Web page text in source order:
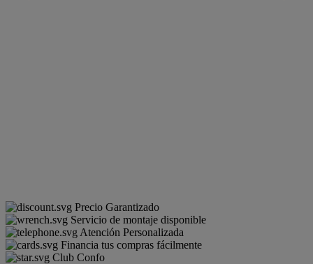
Precio Garantizado
Servicio de montaje disponible
Atención Personalizada
Financia tus compras fácilmente
Club Confo